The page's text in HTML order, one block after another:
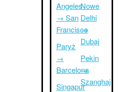
Angeles
→ San
Francisco
Paryż
→
Barcelona
Singapur
Nowe
Delhi
→
Dubaj
Pekin
→
Szanghaj